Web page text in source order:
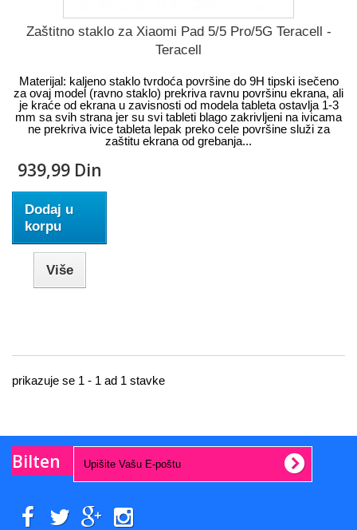
Zaštitno staklo za Xiaomi Pad 5/5 Pro/5G Teracell -
Teracell
Materijal: kaljeno staklo tvrdoća površine do 9H tipski isečeno
za ovaj model (ravno staklo) prekriva ravnu površinu ekrana, ali
je kraće od ekrana u zavisnosti od modela tableta ostavlja 1-3
mm sa svih strana jer su svi tableti blago zakrivljeni na ivicama
ne prekriva ivice tableta lepak preko cele površine služi za
zaštitu ekrana od grebanja...
939,99 Din
Dodaj u
korpu
Više
prikazuje se 1 - 1 ad 1 stavke
Bilten